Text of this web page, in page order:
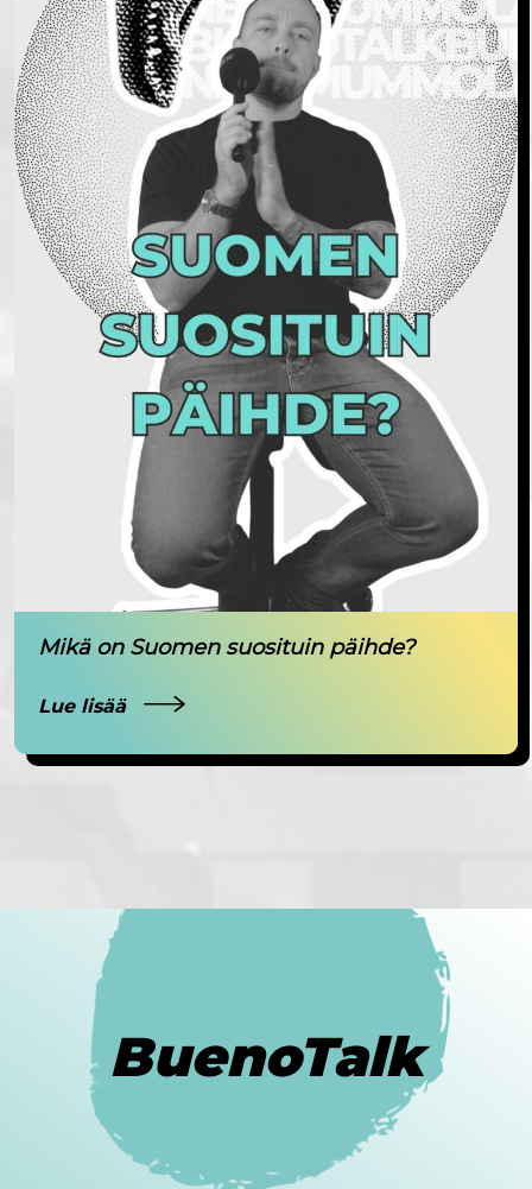
Mikä on Suomen suosituin päihde?
Lue lisää
BuenoTalk